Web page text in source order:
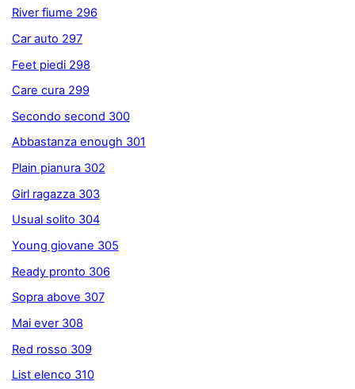
River fiume 296
Car auto 297
Feet piedi 298
Care cura 299
Secondo second 300
Abbastanza enough 301
Plain pianura 302
Girl ragazza 303
Usual solito 304
Young giovane 305
Ready pronto 306
Sopra above 307
Mai ever 308
Red rosso 309
List elenco 310